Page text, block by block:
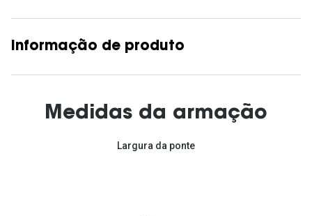
Informação de produto
Medidas da armação
Largura da ponte